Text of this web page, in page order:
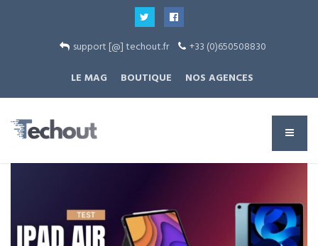
support [@] techout.fr
+33 (0)650508830
LE MAG
BOUTIQUE NOS AGENCES